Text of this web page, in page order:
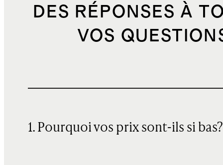
DES RÉPONSES À
VOS
1. Pourquoi vos prix sont-ils si bas?